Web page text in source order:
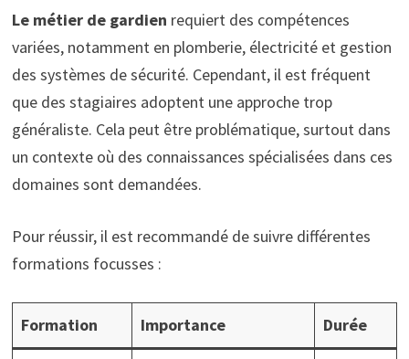
Le métier de gardien requiert des compétences
variées, notamment en plomberie, électricité et gestion
des systèmes de sécurité. Cependant, il est fréquent
que des stagiaires adoptent une approche trop
généraliste. Cela peut être problématique, surtout dans
un contexte où des connaissances spécialisées dans ces
domaines sont demandées.
Pour réussir, il est recommandé de suivre différentes
formations focusses :
Formation Importance Durée